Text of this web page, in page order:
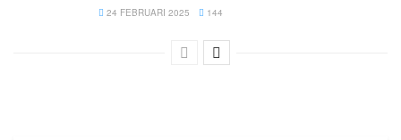
24 FEBRUARI 2025 144